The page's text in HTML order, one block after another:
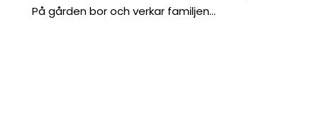
På gården bor och verkar familjen...